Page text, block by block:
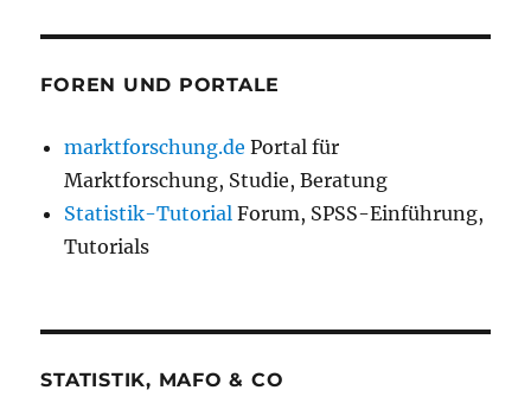
FOREN UND PORTALE
marktforschung.de Portal für
Marktforschung, Studie, Beratung
Statistik-Tutorial Forum, SPSS-Einführung,
Tutorials
STATISTIK, MAFO & CO